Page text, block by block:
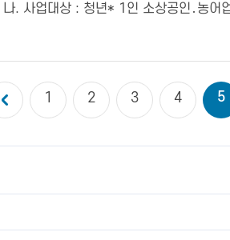
. 사업대상 : 청년* 1인 소상공인․농어
1 2 3 4 5